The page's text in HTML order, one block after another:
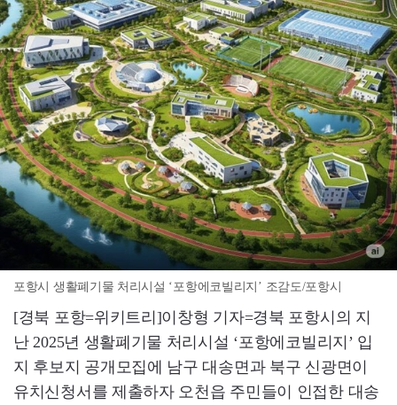
포항시 생활폐기물 처리시설 ‘포항에코빌리지’ 조감도/포항시
[경북 포항=위키트리]이창형 기자=경북 포항시의 지
난 2025년 생활폐기물 처리시설 ‘포항에코빌리지’ 입
지 후보지 공개모집에 남구 대송면과 북구 신광면이
유치신청서를 제출하자 오천읍 주민들이 인접한 대송